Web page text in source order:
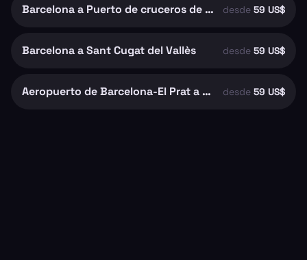
Barcelona a Puerto de cruceros de Barcelona desde 59 US$
Barcelona a Sant Cugat del Vallès desde 59 US$
Aeropuerto de Barcelona-El Prat a Barcelona desde 59 US$